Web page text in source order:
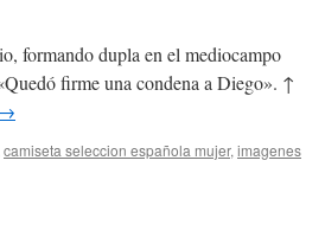
formando dupla en el mediocampo
firme una condena a Diego». ↑
camiseta seleccion española mujer, imagenes